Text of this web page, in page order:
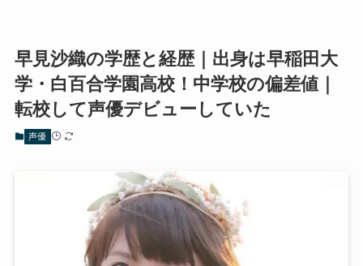
早見沙織の学歴と経歴｜出身は早稲田大
学・白百合学園高校！中学校の偏差値｜
転校して声優デビューしていた
声優